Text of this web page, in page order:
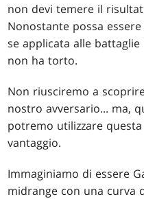
non devi temere il
Nonostante possa
se applicata alle
non ha torto.
Non riusciremo a
nostro avversario... ma,
potremo utilizzare
vantaggio.
Immaginiamo di essere
midrange con una curva